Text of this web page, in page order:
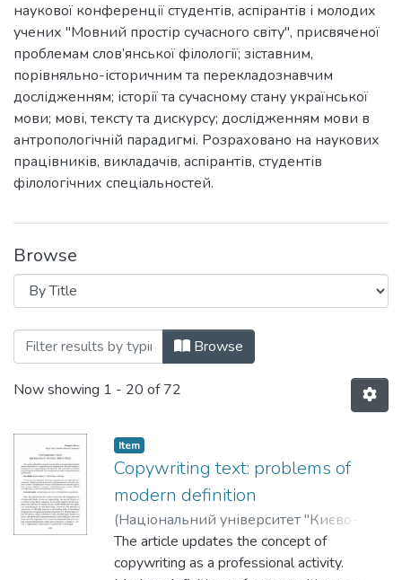
наукової конференції студентів, аспірантів і молодих
учених "Мовний простір сучасного світу", присвяченої
проблемам слов’янської філології; зіставним,
порівняльно-історичним та перекладознавчим
дослідженням; історії та сучасному стану української
мови; мові, тексту та дискурсу; дослідженням мови в
антропологічній парадигмі. Розраховано на наукових
працівників, викладачів, аспірантів, студентів
філологічних спеціальностей.
Browse
Browsing 2025. Мовний простір
Browse
Now showing 1 - 20 of 72
Item
Copywriting text: problems of
modern definition
(Національний університет "Києво-
Могилянська академія",2025)Moroz,
Vladyslav
The article updates the concept of
copywriting as a professional activity.